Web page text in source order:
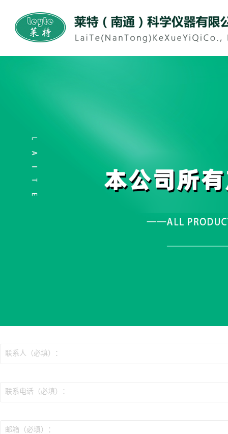
联系人（必填）：
联系电话（必填）：
邮箱（必填）：